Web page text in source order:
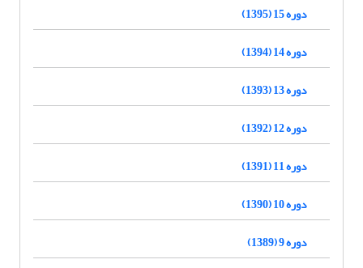
دوره 15 (1395)
دوره 14 (1394)
دوره 13 (1393)
دوره 12 (1392)
دوره 11 (1391)
دوره 10 (1390)
دوره 9 (1389)